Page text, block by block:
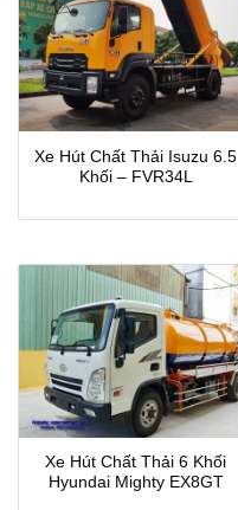
Xe Hút Chất Thải Isuzu 6.5
Khối – FVR34L
Xe Hút Chất Thải 6 Khối
Hyundai Mighty EX8GT